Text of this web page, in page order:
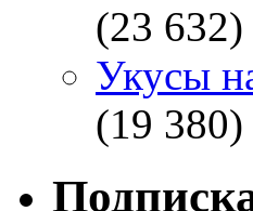
(23 632)
Укусы
(19 380)